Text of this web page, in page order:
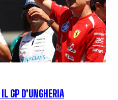
GP D'UNGHERIA